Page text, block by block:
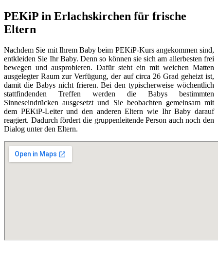
PEKiP in Erlachskirchen für frische
Eltern
Nachdem Sie mit Ihrem Baby beim PEKiP-Kurs angekommen sind,
entkleiden Sie Ihr Baby. Denn so können sie sich am allerbesten frei
bewegen und ausprobieren. Dafür steht ein mit weichen Matten
ausgelegter Raum zur Verfügung, der auf circa 26 Grad geheizt ist,
damit die Babys nicht frieren. Bei den typischerweise wöchentlich
stattfindenden Treffen werden die Babys bestimmten
Sinneseindrücken ausgesetzt und Sie beobachten gemeinsam mit
dem PEKiP-Leiter und den anderen Eltern wie Ihr Baby darauf
reagiert. Dadurch fördert die gruppenleitende Person auch noch den
Dialog unter den Eltern.